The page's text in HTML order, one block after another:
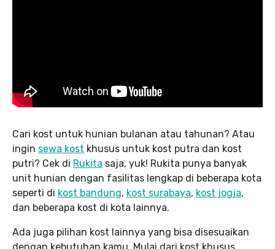
Cari kost untuk hunian bulanan atau tahunan? Atau
ingin sewa kost khusus untuk kost putra dan kost
putri? Cek di Rukita saja, yuk! Rukita punya banyak
unit hunian dengan fasilitas lengkap di beberapa kota
seperti di kost bandung, kost surabaya, kost jogja,
dan beberapa kost di kota lainnya.
Ada juga pilihan kost lainnya yang bisa disesuaikan
dengan kebutuhan kamu. Mulai dari kost khusus